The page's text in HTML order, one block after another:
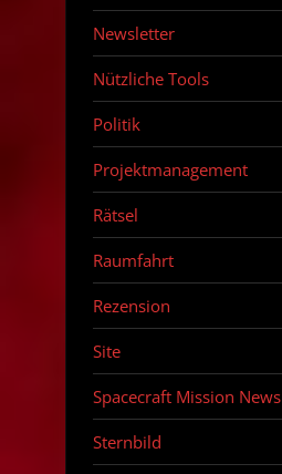
Newsletter
Nützliche Tools
Politik
Projektmanagement
Rätsel
Raumfahrt
Rezension
Site
Spacecraft Mission News
Sternbild